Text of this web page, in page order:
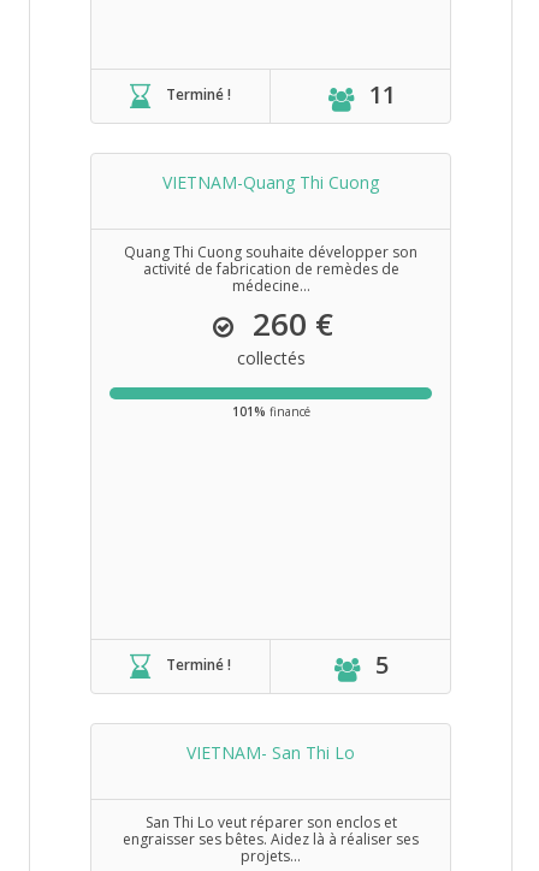
Terminé ! 11
VIETNAM-Quang Thi Cuong
Quang Thi Cuong souhaite développer son
activité de fabrication de remèdes de
médecine...
260 €
collectés
101% financé
Terminé ! 5
VIETNAM- San Thi Lo
San Thi Lo veut réparer son enclos et
engraisser ses bêtes. Aidez là à réaliser ses
projets...